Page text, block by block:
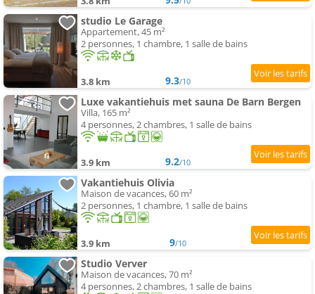
studio Le Garage
Appartement, 45 m²
2 personnes, 1 chambre, 1 salle de bains
3.8 km 9.3/10
Luxe vakantiehuis met sauna De Barn Bergen
Villa, 165 m²
4 personnes, 2 chambres, 1 salle de bains
3.9 km 9.2/10
Vakantiehuis Olivia
Maison de vacances, 60 m²
2 personnes, 1 chambre, 1 salle de bains
3.9 km 9/10
Studio Verver
Maison de vacances, 70 m²
4 personnes, 2 chambres, 1 salle de bains